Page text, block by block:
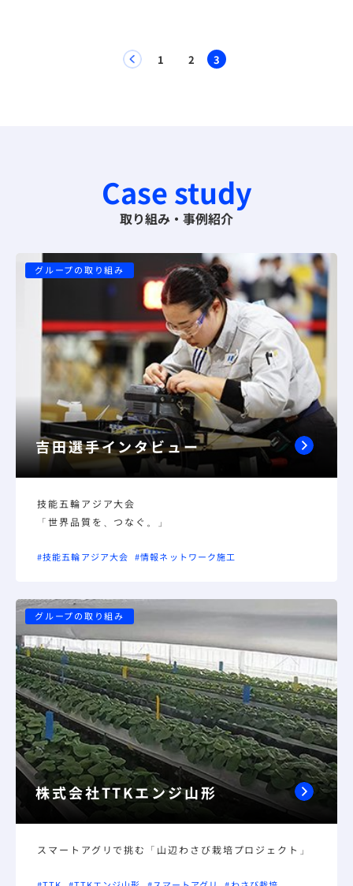
1 2 3
Case study
取り組み・事例紹介
グループの取り組み
吉田選手インタビュー
技能五輪アジア大会
「世界品質を、つなぐ。」
#技能五輪アジア大会 #情報ネットワーク施工
グループの取り組み
株式会社TTKエンジ山形
スマートアグリで挑む「山辺わさび栽培プロジェクト」